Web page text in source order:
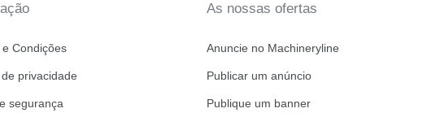
e Condições
privacidade
segurança
As nossas ofertas
Anuncie no Machineryline
Publicar um anúncio
Publique um banner